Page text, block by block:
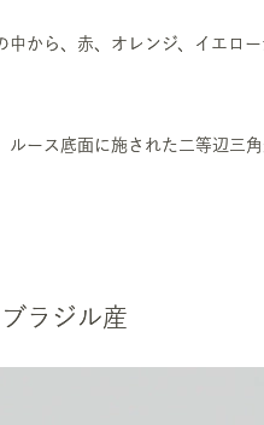
中から、赤、オレンジ、イエロ
ルース底面に施された二等辺三
ラジル産